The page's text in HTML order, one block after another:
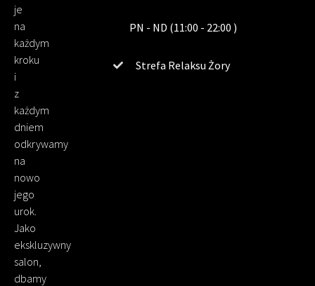
je
na
każdym
kroku
i
z
każdym
dniem
odkrywamy
na
nowo
jego
urok.
Jako
ekskluzywny
salon,
dbamy
PN - ND (11:00 - 22:00 )
Strefa Relaksu Żory